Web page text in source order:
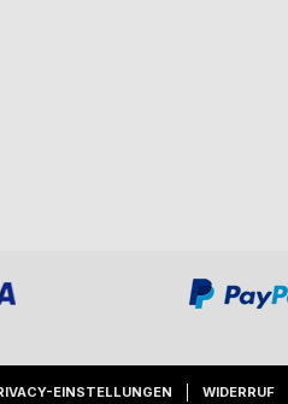
EINSTELLUNGEN WIDERRUF